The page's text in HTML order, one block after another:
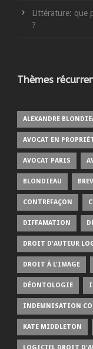
Littérature: que
?
Thèmes
ALEXANDRE
AVOCAT EN
AVOCAT PARIS
BLONDIEAU
CONTREFAÇON
DIFFAMATION
DROIT D'AUTEUR
DROIT À L'IMAGE
DÉONTOLOGIE
INDEMNISATION
KATE MIDDLETON